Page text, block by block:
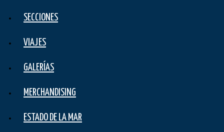
SECCIONES
VIAJES
GALERÍAS
MERCHANDISING
ESTADO DE LA MAR